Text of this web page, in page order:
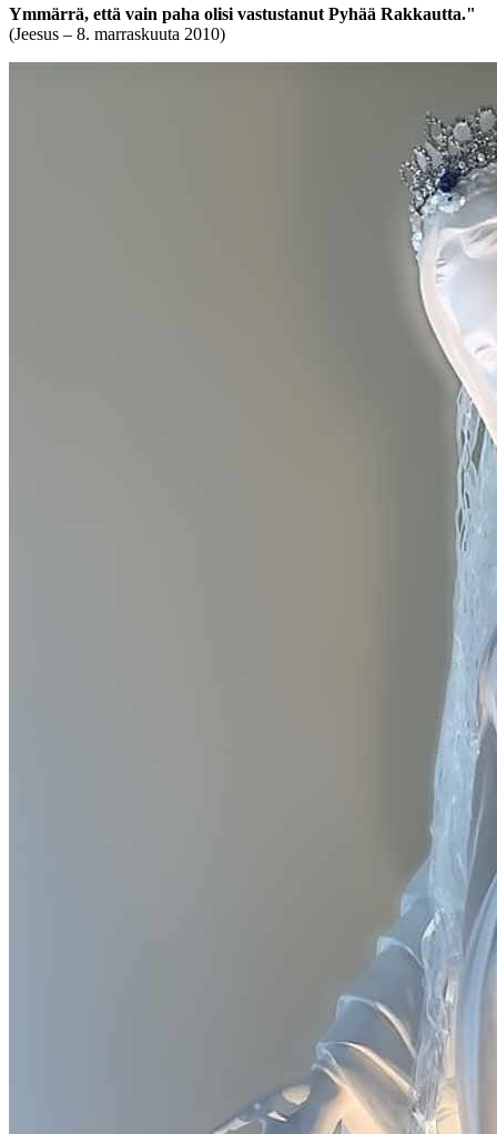
Ymmärrä, että vain paha olisi vastustanut Pyhää Rakkautta."
(Jeesus – 8. marraskuuta 2010)